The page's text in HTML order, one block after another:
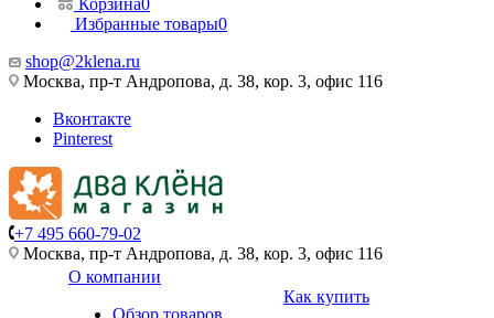
Корзина0
Избранные товары0
shop@2klena.ru
Москва, пр-т Андропова, д. 38, кор. 3, офис 116
Вконтакте
Pinterest
+7 495 660-79-02
Москва, пр-т Андропова, д. 38, кор. 3, офис 116
О компании
Обзор товаров
Как купить